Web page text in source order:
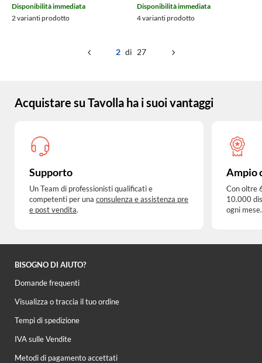
Disponibilità immediata
2 varianti prodotto
Disponibilità immediata
4 varianti prodotto
2 di 27
Acquistare su Tavolla ha i suoi vantaggi
Supporto
Un Team di professionisti qualificati e
competenti per una consulenza e assistenza pre
e post vendita.
Ampio
Con oltre
10.000
ogni mese.
BISOGNO DI AIUTO?
Domande frequenti
Visualizza o traccia il tuo ordine
Tempi di spedizione
IVA sulle Vendite
Metodi di pagamento accettati